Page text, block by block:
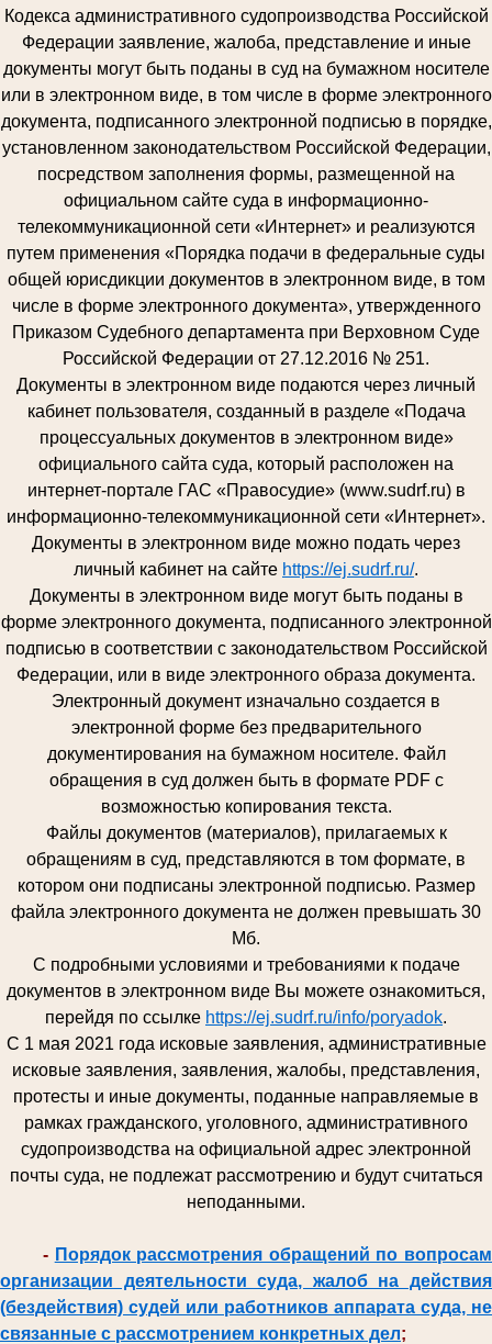
Кодекса административного судопроизводства Российской
Федерации заявление, жалоба, представление и иные
документы могут быть поданы в суд на бумажном носителе
или в электронном виде, в том числе в форме электронного
документа, подписанного электронной подписью в порядке,
установленном законодательством Российской Федерации,
посредством заполнения формы, размещенной на
официальном сайте суда в информационно-
телекоммуникационной сети «Интернет» и реализуются
путем применения «Порядка подачи в федеральные суды
общей юрисдикции документов в электронном виде, в том
числе в форме электронного документа», утвержденного
Приказом Судебного департамента при Верховном Суде
Российской Федерации от 27.12.2016 № 251.
Документы в электронном виде подаются через личный
кабинет пользователя, созданный в разделе «Подача
процессуальных документов в электронном виде»
официального сайта суда, который расположен на
интернет-портале ГАС «Правосудие» (www.sudrf.ru) в
информационно-телекоммуникационной сети «Интернет».
Документы в электронном виде можно подать через
личный кабинет на сайте https://ej.sudrf.ru/.
Документы в электронном виде могут быть поданы в
форме электронного документа, подписанного электронной
подписью в соответствии с законодательством Российской
Федерации, или в виде электронного образа документа.
Электронный документ изначально создается в
электронной форме без предварительного
документирования на бумажном носителе. Файл
обращения в суд должен быть в формате PDF с
возможностью копирования текста.
Файлы документов (материалов), прилагаемых к
обращениям в суд, представляются в том формате, в
котором они подписаны электронной подписью. Размер
файла электронного документа не должен превышать 30
Мб.
С подробными условиями и требованиями к подаче
документов в электронном виде Вы можете ознакомиться,
перейдя по ссылке https://ej.sudrf.ru/info/poryadok.
С 1 мая 2021 года исковые заявления, административные
исковые заявления, заявления, жалобы, представления,
протесты и иные документы, поданные направляемые в
рамках гражданского, уголовного, административного
судопроизводства на официальной адрес электронной
почты суда, не подлежат рассмотрению и будут считаться
неподанными.
- Порядок рассмотрения обращений по вопросам
организации деятельности суда, жалоб на действия
(бездействия) судей или работников аппарата суда, не
связанные с рассмотрением конкретных дел;